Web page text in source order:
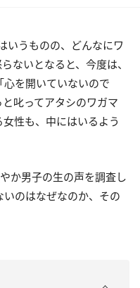
いうものの、どんなにワ
ないとなると、今度は、
心を開いていないので
叱ってアタシのワガマ
性も、中にはいるよう
か男子の生の声を調査し
のはなぜなのか、その